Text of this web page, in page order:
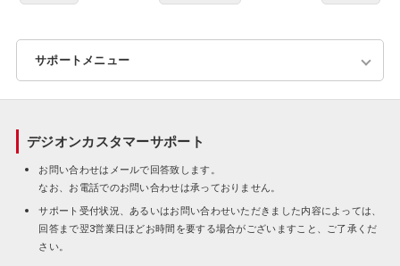
サポートメニュー
エラーコード一覧
デジオンカスタマーサポート
お問い合わせはメールで回答致します。
なお、お電話でのお問い合わせは承っておりません。
サポート受付状況、あるいはお問い合わせいただきました内容によっては、
回答まで翌3営業日ほどお時間を要する場合がございますこと、ご了承くだ
さい。